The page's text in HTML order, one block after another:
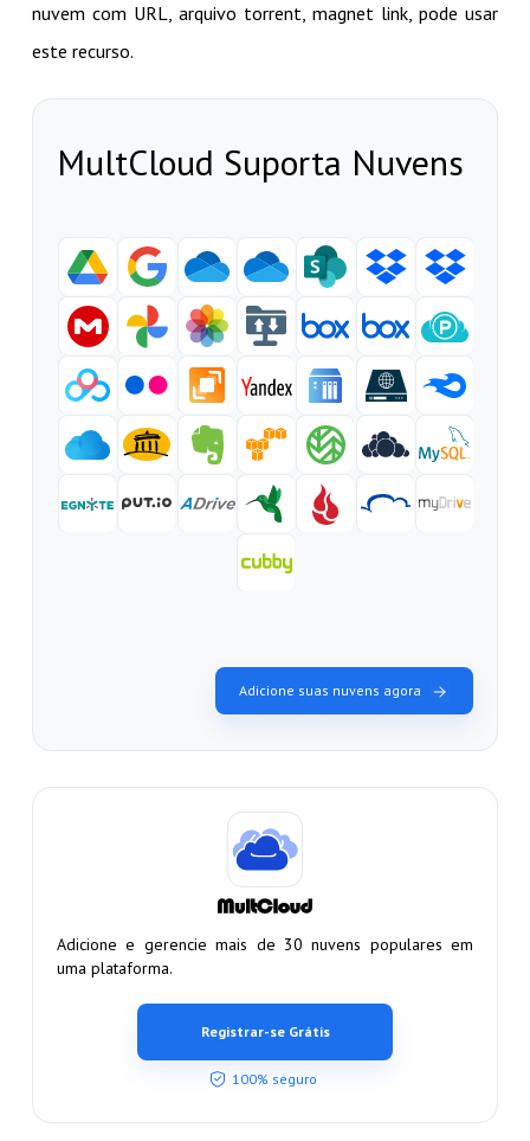
nuvem com URL, arquivo torrent, magnet link, pode usar
este recurso.
MultCloud Suporta Nuvens
Adicione suas nuvens agora
Adicione e gerencie mais de 30 nuvens populares em
uma plataforma.
Registrar-se Grátis
100% seguro